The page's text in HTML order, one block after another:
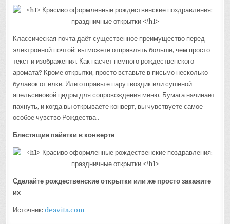
Классическая почта даёт существенное преимущество перед
электронной почтой: вы можете отправлять больше, чем просто
текст и изображения. Как насчет немного рождественского
аромата? Кроме открытки, просто вставьте в письмо несколько
булавок от елки. Или отправьте пару гвоздик или сушеной
апельсиновой цедры для сопровождения меню. Бумага начинает
пахнуть, и когда вы открываете конверт, вы чувствуете самое
особое чувство Рождества..
Блестящие пайетки в конверте
Сделайте рождественские открытки или же просто закажите
их
Источник:deavita.com